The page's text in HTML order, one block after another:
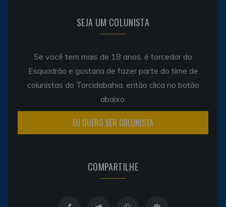
SEJA UM COLUNISTA
Se você tem mais de 18 anos, é torcedor do
Esquadrão e gostaria de fazer parte do time de
colunistas do Torcidabahia, então clica no botão
abaixo.
EU QUERO SER COLUNISTA
COMPARTILHE